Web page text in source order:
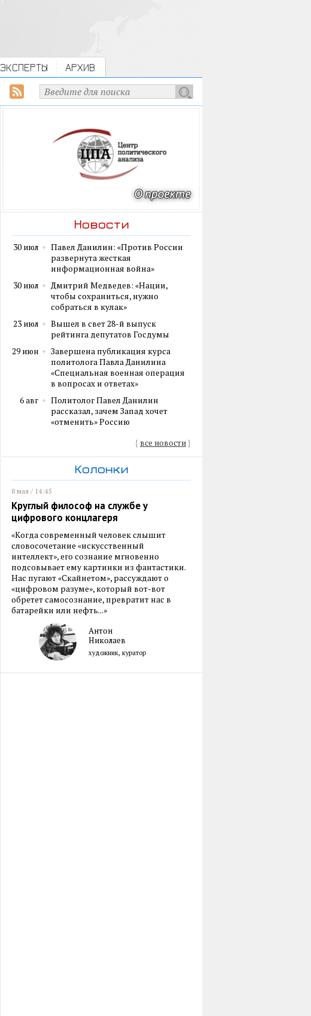
ЭКСПЕРТЫ АРХИВ
Новости
30 июл
Павел Данилин: «Против России
развернута жесткая
информационная война»
30 июл
Дмитрий Медведев: «Нации,
чтобы сохраниться, нужно
собраться в кулак»
23 июл
Вышел в свет 28-й выпуск
рейтинга депутатов Госдумы
29 июн
Завершена публикация курса
политолога Павла Данилина
«Специальная военная операция
в вопросах и ответах»
6 авг
Политолог Павел Данилин
рассказал, зачем Запад хочет
«отменить» Россию
{ все новости}
Колонки
8 мая / 14:45
Круглый философ на службе у
цифрового концлагеря
«Когда современный человек слышит
словосочетание «искусственный
интеллект», его сознание мгновенно
подсовывает ему картинки из фантастики.
Нас пугают «Скайнетом», рассуждают о
«цифровом разуме», который вот-вот
обретет самосознание, превратит нас в
батарейки или нефть...»
Антон
Николаев
художник, куратор